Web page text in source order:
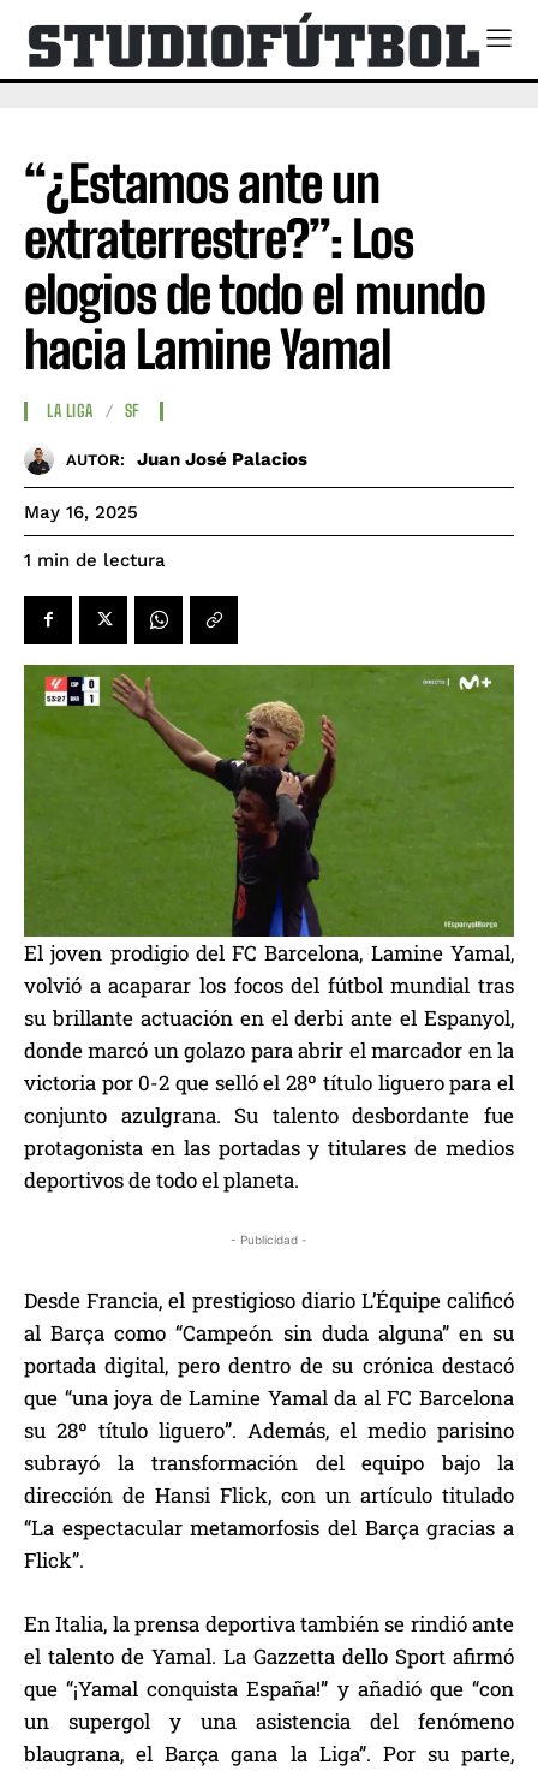
“¿Estamos ante un
extraterrestre?”: Los
elogios de todo el mundo
hacia Lamine Yamal
LA LIGA SF
AUTOR: Juan José Palacios
May 16, 2025
1 min de lectura
El joven prodigio del FC Barcelona, Lamine Yamal,
volvió a acaparar los focos del fútbol mundial tras
su brillante actuación en el derbi ante el Espanyol,
donde marcó un golazo para abrir el marcador en la
victoria por 0-2 que selló el 28º título liguero para el
conjunto azulgrana. Su talento desbordante fue
protagonista en las portadas y titulares de medios
deportivos de todo el planeta.
- Publicidad -
Desde Francia, el prestigioso diario L’Équipe calificó
al Barça como “Campeón sin duda alguna” en su
portada digital, pero dentro de su crónica destacó
que “una joya de Lamine Yamal da al FC Barcelona
su 28º título liguero”. Además, el medio parisino
subrayó la transformación del equipo bajo la
dirección de Hansi Flick, con un artículo titulado
“La espectacular metamorfosis del Barça gracias a
Flick”.
En Italia, la prensa deportiva también se rindió ante
el talento de Yamal. La Gazzetta dello Sport afirmó
que “¡Yamal conquista España!” y añadió que “con
un supergol y una asistencia del fenómeno
blaugrana, el Barça gana la Liga”. Por su parte,